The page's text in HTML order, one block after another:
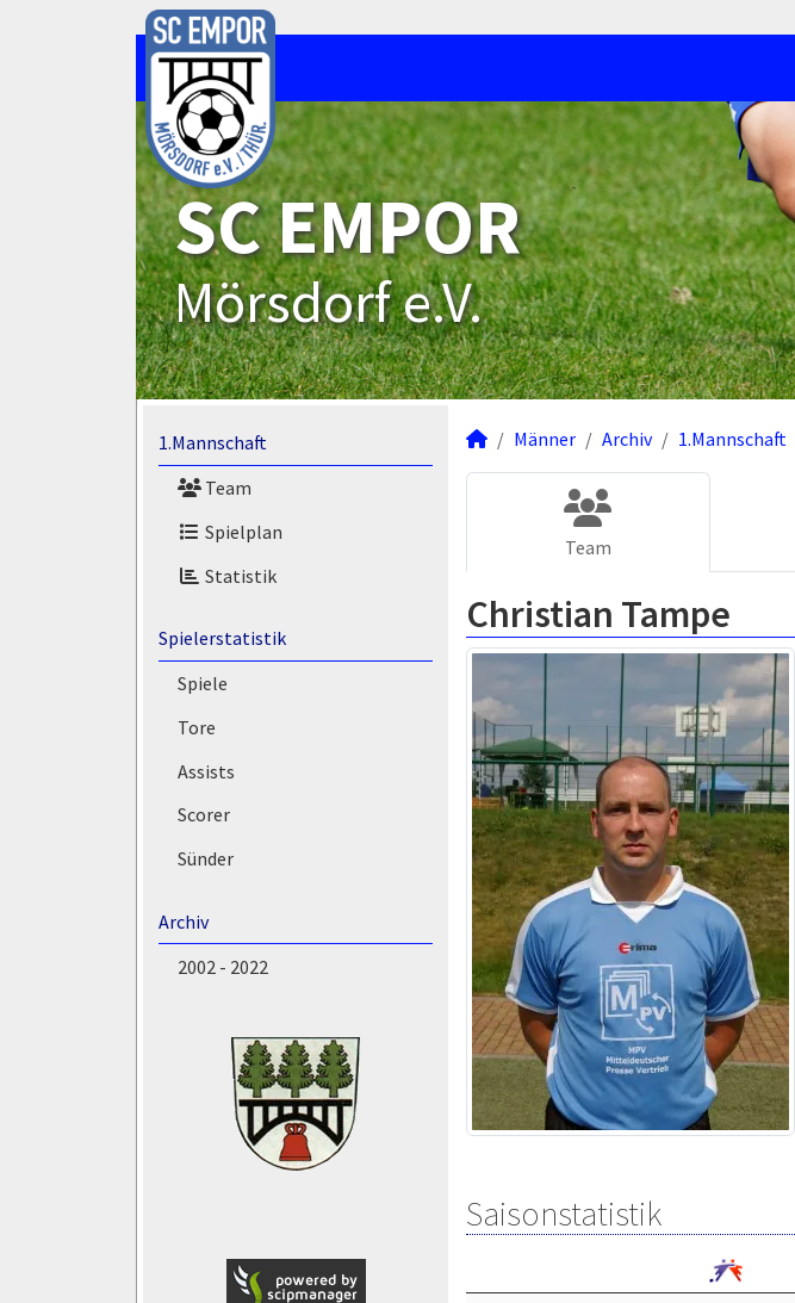
SC EMPOR
Mörsdorf e.V.
1.Mannschaft
Team
Spielplan
Statistik
Spielerstatistik
Spiele
Tore
Assists
Scorer
Sünder
Archiv
2002 - 2022
Männer Archiv 1.Mannschaft
Team
Christian Tampe
Saisonstatistik